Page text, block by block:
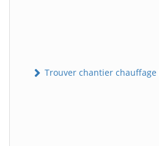
Trouver chantier chauffage